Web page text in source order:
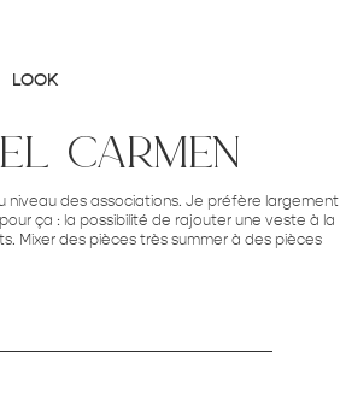
LOOK
carmen
niveau des associations. Je préfère largement
ça : la possibilité de rajouter une veste à la
Mixer des pièces très summer à des pièces